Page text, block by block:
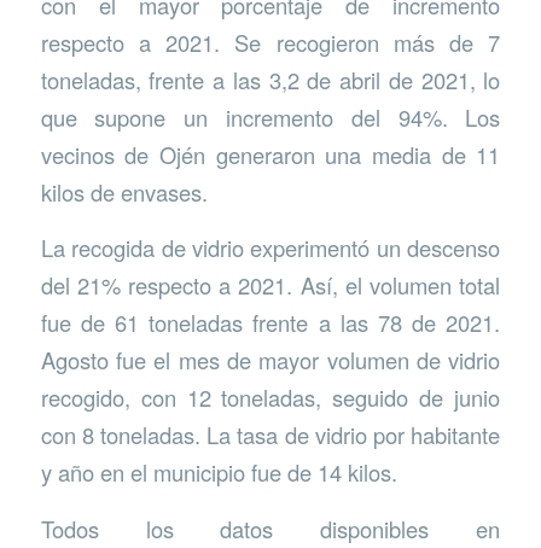
respecto a 2021. Se recogieron más de 7
toneladas, frente a las 3,2 de abril de 2021, lo
que supone un incremento del 94%. Los
vecinos de Ojén generaron una media de 11
kilos de envases.
La recogida de vidrio experimentó un descenso
del 21% respecto a 2021. Así, el volumen total
fue de 61 toneladas frente a las 78 de 2021.
Agosto fue el mes de mayor volumen de vidrio
recogido, con 12 toneladas, seguido de junio
con 8 toneladas. La tasa de vidrio por habitante
y año en el municipio fue de 14 kilos.
Todos los datos disponibles en